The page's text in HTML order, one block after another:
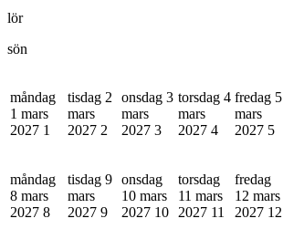
lör
sön
måndag
1 mars
2027 1
tisdag 2
mars
2027 2
onsdag 3
mars
2027 3
torsdag 4
mars
2027 4
fredag 5
mars
2027 5
måndag
8 mars
2027 8
tisdag 9
mars
2027 9
onsdag
10 mars
2027 10
torsdag
11 mars
2027 11
fredag
12 mars
2027 12